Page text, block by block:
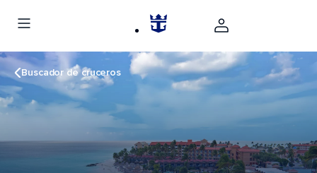
Buscador de cruceros